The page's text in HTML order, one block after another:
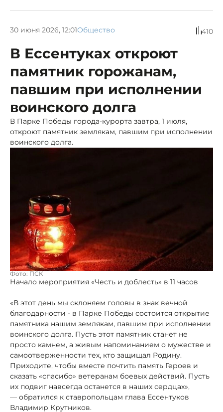
30 июня 2026, 12:01Общество 410
В Ессентуках откроют
памятник горожанам,
павшим при исполнении
воинского долга
В Парке Победы города-курорта завтра, 1 июля,
откроют памятник землякам, павшим при исполнении
воинского долга.
Фото: ПСК
Начало мероприятия «Честь и доблесть» в 11 часов
«В этот день мы склоняем головы в знак вечной
благодарности - в Парке Победы состоится открытие
памятника нашим землякам, павшим при исполнении
воинского долга. Пусть этот памятник станет не
просто камнем, а живым напоминанием о мужестве и
самоотверженности тех, кто защищал Родину.
Приходите, чтобы вместе почтить память Героев и
сказать «спасибо» ветеранам боевых действий. Пусть
их подвиг навсегда останется в наших сердцах»,
— обратился к ставропольцам глава Ессентуков
Владимир Крутников.